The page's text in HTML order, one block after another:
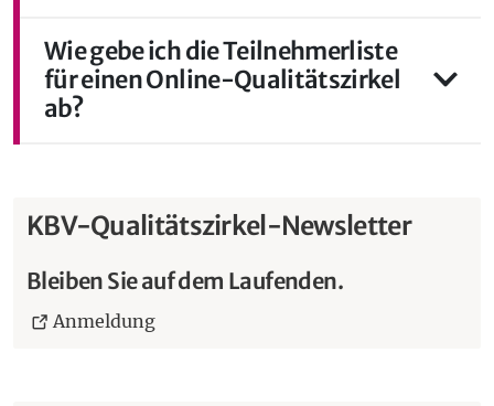
Wie gebe ich die Teilnehmerliste
für einen Online-Qualitätszirkel
ab?
KBV-Qualitätszirkel-Newsletter
Bleiben Sie auf dem Laufenden.
Anmeldung(Öffnet eine andere Webseite in